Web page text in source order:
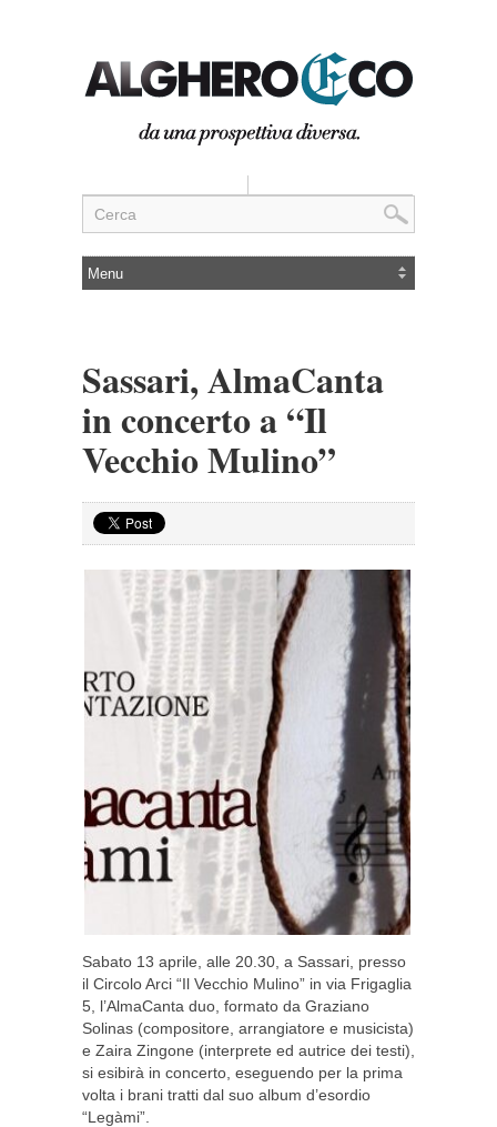
Sassari, AlmaCanta
in concerto a “Il
Vecchio Mulino”
Sabato 13 aprile, alle 20.30, a Sassari, presso
il Circolo Arci “Il Vecchio Mulino” in via Frigaglia
5, l’AlmaCanta duo, formato da Graziano
Solinas (compositore, arrangiatore e musicista)
e Zaira Zingone (interprete ed autrice dei testi),
si esibirà in concerto, eseguendo per la prima
volta i brani tratti dal suo album d’esordio
“Legàmi”.